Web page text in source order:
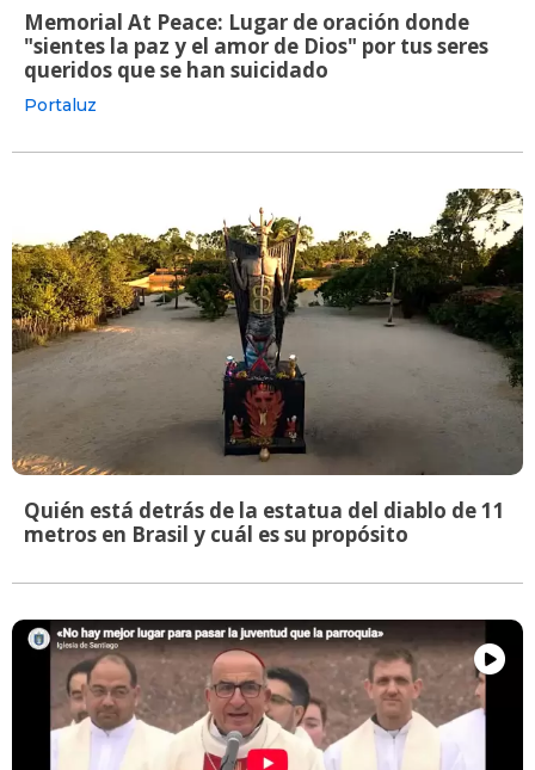
Memorial At Peace: Lugar de oración donde
"sientes la paz y el amor de Dios" por tus seres
queridos que se han suicidado
Portaluz
Quién está detrás de la estatua del diablo de 11
metros en Brasil y cuál es su propósito